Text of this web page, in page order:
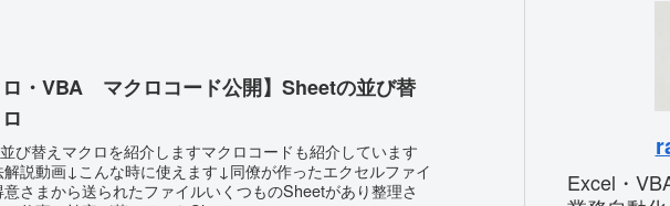
ロ・VBA マクロコード公開】Sheetの並び替
び替えマクロを紹介しますマクロコードも紹介しています
解説動画↓こんな時に使えます↓同僚が作ったエクセルファイ
意さまから送られたファイルいくつものSheetがあり整理さ
Excel・